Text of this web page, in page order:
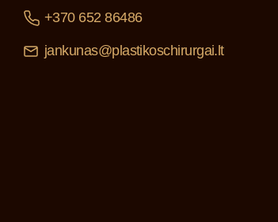
+370 652 86486
jankunas@plastikoschirurgai.lt